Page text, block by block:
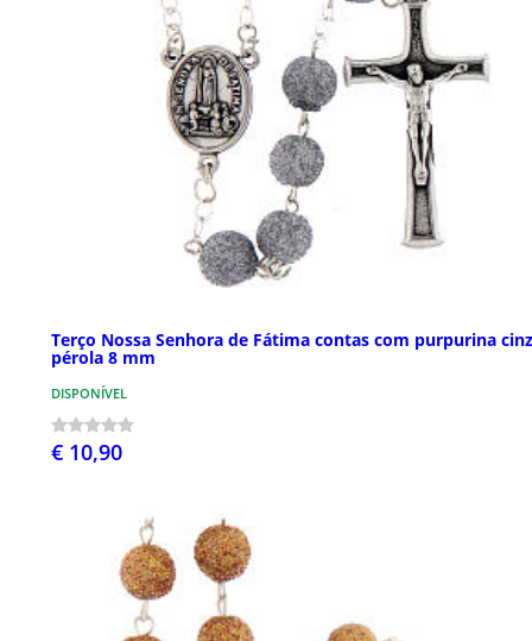
Terço Nossa Senhora de Fátima contas com purpurina
pérola 8 mm
DISPONÍVEL
€ 10,90